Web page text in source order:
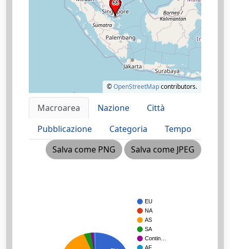
©OpenStreetMapcontributors.
Macroarea Nazione
Città
Pubblicazione
Categoria
Tempo
Salva come PNG
Salva come JPEG
EU
NA
AS
SA
Contin…
AF